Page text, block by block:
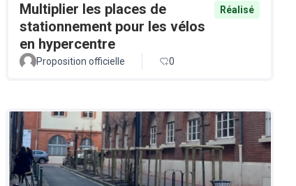
Multiplier les places de
stationnement pour les vélos
en hypercentre
Réalisé
Proposition officielle 0